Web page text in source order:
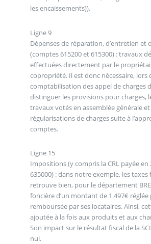
les encaissements)).
Ligne 9
Dépenses de réparation, d’entretien et
(comptes 615200 et 615300) : travaux
effectuées directement par le
copropriété. Il est donc nécessaire, lors
comptabilisation des appel de charges
distinguer les provisions pour charges,
travaux votés en assemblée générale et
régularisations de charges suite à
comptes.
Ligne 15
Impositions (y compris la CRL payée en
635000) : dans notre exemple, les taxes
retrouve bien, pour le département
foncière d’un montant de 1.497€ réglée
remboursée par ses locataires. Ainsi,
ajoutée à la fois aux produits et aux
Son impact sur le résultat fiscal de la
nul.